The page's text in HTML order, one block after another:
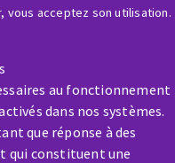
vous acceptez son utilisation.
au fonctionnement
dans nos systèmes.
que réponse à des
qui constituent une
?